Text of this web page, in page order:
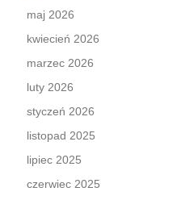
maj 2026
kwiecień 2026
marzec 2026
luty 2026
styczeń 2026
listopad 2025
lipiec 2025
czerwiec 2025